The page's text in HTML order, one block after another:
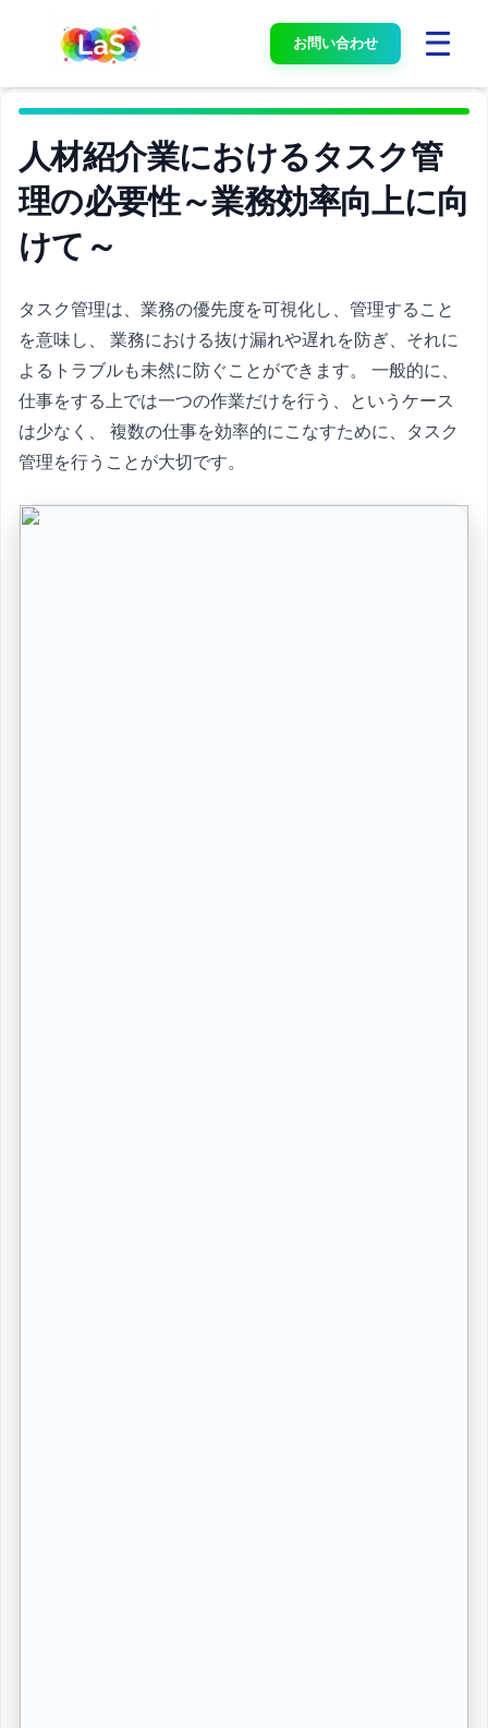
お問い合わせ
人材紹介業におけるタスク管
理の必要性～業務効率向上に向
けて～
タスク管理は、業務の優先度を可視化し、管理すること
を意味し、 業務における抜け漏れや遅れを防ぎ、それに
よるトラブルも未然に防ぐことができます。 一般的に、
仕事をする上では一つの作業だけを行う、というケース
は少なく、 複数の仕事を効率的にこなすために、タスク
管理を行うことが大切です。